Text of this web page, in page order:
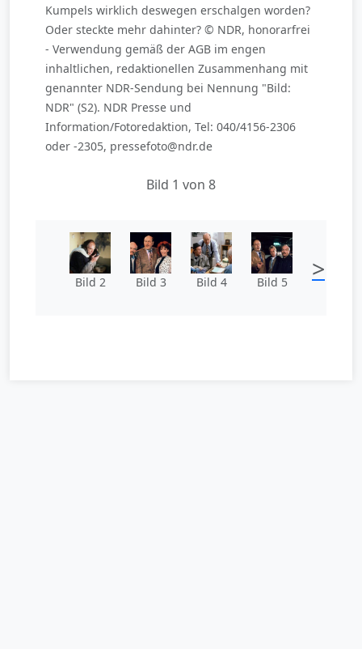
Kumpels wirklich deswegen erschalgen worden?
Oder steckte mehr dahinter? © NDR, honorarfrei
- Verwendung gemäß der AGB im engen
inhaltlichen, redaktionellen Zusammenhang mit
genannter NDR-Sendung bei Nennung "Bild:
NDR" (S2). NDR Presse und
Information/Fotoredaktion, Tel: 040/4156-2306
oder -2305, pressefoto@ndr.de
Bild 1 von 8
Bild 2 Bild 3 Bild 4 Bild 5 >